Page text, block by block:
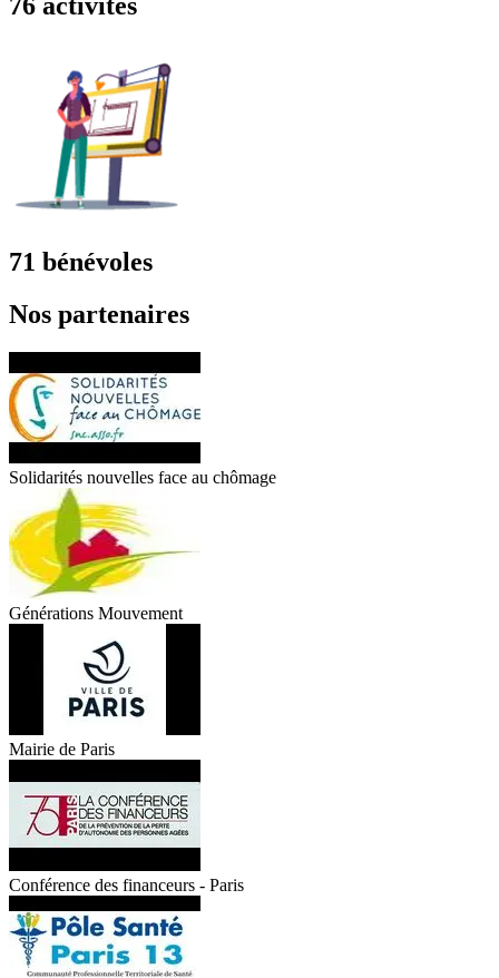
71 bénévoles
Nos partenaires
Solidarités nouvelles face au chômage
Générations Mouvement
Mairie de Paris
Conférence des financeurs - Paris